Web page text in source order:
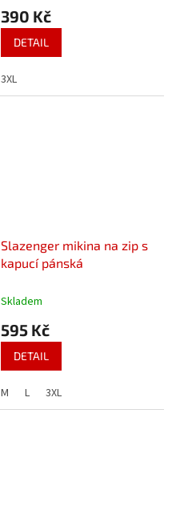
390 Kč
DETAIL
3XL
Slazenger mikina na zip s
kapucí pánská
Skladem
595 Kč
DETAIL
M L 3XL